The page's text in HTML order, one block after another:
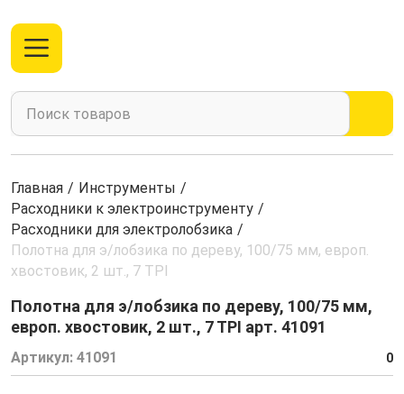
Главная / Инструменты /
Расходники к электроинструменту /
Расходники для электролобзика /
Полотна для э/лобзика по дереву, 100/75 мм, европ.
хвостовик, 2 шт., 7 ТPI
Полотна для э/лобзика по дереву, 100/75 мм,
европ. хвостовик, 2 шт., 7 ТPI арт. 41091
Артикул: 41091 0